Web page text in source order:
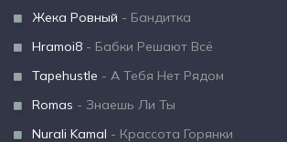
Жека Ровный - Бандитка
Hramoi8 - Бабки Решают Всё
Tapehustle - А Тебя Нет Рядом
Romas - Знаешь Ли Ты
Nurali Kamal - Крассота Горянки